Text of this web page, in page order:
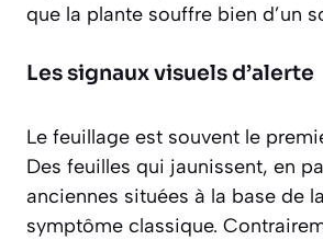
que la plante souffre bien d’un
Les signaux visuels d’alerte
Le feuillage est souvent le
Des feuilles qui jaunissent, en
anciennes situées à la base de
symptôme classique.